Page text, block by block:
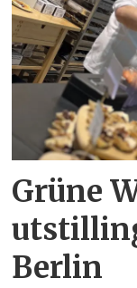
Grüne
Berlin